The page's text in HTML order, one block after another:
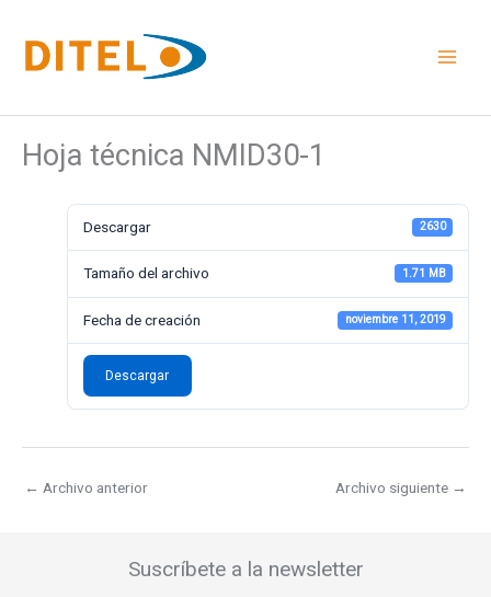
contenido
Hoja técnica NMID30-1
Descargar 2630
Tamaño del archivo 1.71 MB
Fecha de creación noviembre 11, 2019
Descargar
← Archivo anterior Archivo siguiente →
Suscríbete a la newsletter